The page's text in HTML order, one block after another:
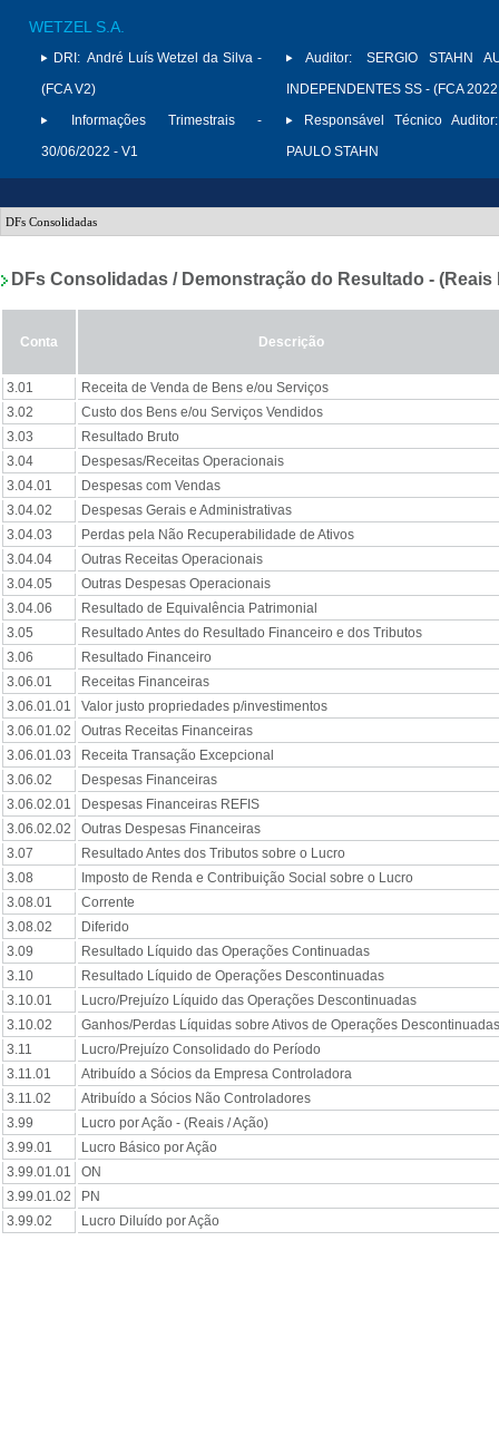
WETZEL S.A.
DRI: André Luís Wetzel da Silva -
(FCA V2)
Informações Trimestrais -
30/06/2022 - V1
Auditor:
SERGIO STAHN
INDEPENDENTES SS - (FCA
Responsável Técnico Auditor:
PAULO STAHN